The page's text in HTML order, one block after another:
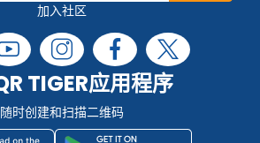
加入社区
TIGER应用程序
随时创建和扫描二维码